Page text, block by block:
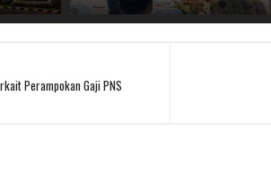
Perampokan Gaji PNS